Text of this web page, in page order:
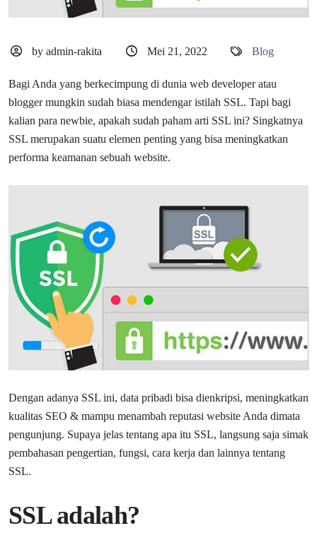
by admin-rakita Mei 21, 2022 Blog
Bagi Anda yang berkecimpung di dunia web developer atau
blogger mungkin sudah biasa mendengar istilah SSL. Tapi bagi
kalian para newbie, apakah sudah paham arti SSL ini? Singkatnya
SSL merupakan suatu elemen penting yang bisa meningkatkan
performa keamanan sebuah website.
Dengan adanya SSL ini, data pribadi bisa dienkripsi, meningkatkan
kualitas SEO & mampu menambah reputasi website Anda dimata
pengunjung. Supaya jelas tentang apa itu SSL, langsung saja simak
pembahasan pengertian, fungsi, cara kerja dan lainnya tentang
SSL.
SSL adalah?